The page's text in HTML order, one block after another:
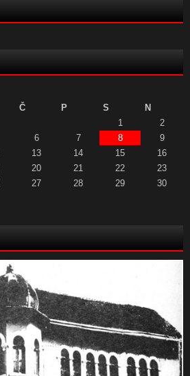
Č P S
N
1
2
6 7 8
9
13 14 15
16
20 21 22
23
27 28 29
30